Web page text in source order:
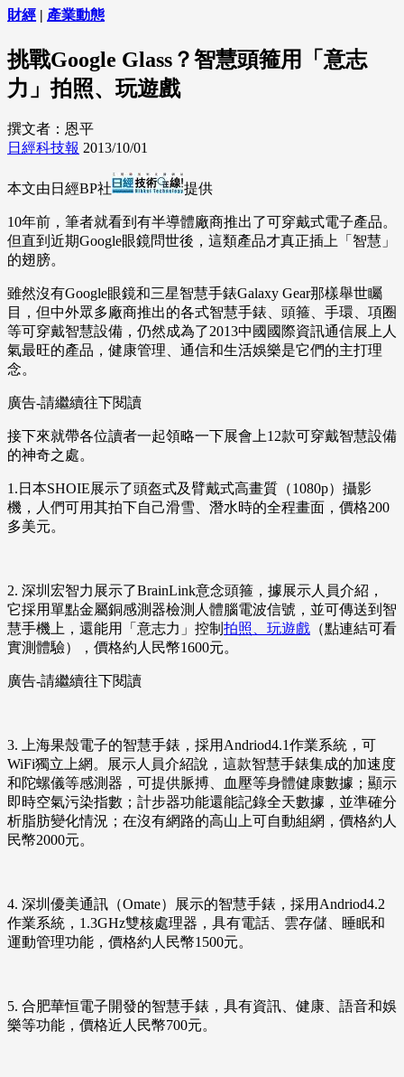
財經 | 產業動態
挑戰Google Glass？智慧頭箍用「意志
力」拍照、玩遊戲
撰文者：恩平
日經科技報 2013/10/01
本文由日經BP社 提供
10年前，筆者就看到有半導體廠商推出了可穿戴式電子產品。
但直到近期Google眼鏡問世後，這類產品才真正插上「智慧」
的翅膀。
雖然沒有Google眼鏡和三星智慧手錶Galaxy Gear那樣舉世矚
目，但中外眾多廠商推出的各式智慧手錶、頭箍、手環、項圈
等可穿戴智慧設備，仍然成為了2013中國國際資訊通信展上人
氣最旺的產品，健康管理、通信和生活娛樂是它們的主打理
念。
廣告-請繼續往下閱讀
接下來就帶各位讀者一起領略一下展會上12款可穿戴智慧設備
的神奇之處。
1.日本SHOIE展示了頭盔式及臂戴式高畫質（1080p）攝影
機，人們可用其拍下自己滑雪、潛水時的全程畫面，價格200
多美元。
2. 深圳宏智力展示了BrainLink意念頭箍，據展示人員介紹，
它採用單點金屬銅感測器檢測人體腦電波信號，並可傳送到智
慧手機上，還能用「意志力」控制 拍照、玩遊戲 （點連結可看
實測體驗），價格約人民幣1600元。
廣告-請繼續往下閱讀
3. 上海果殼電子的智慧手錶，採用Andriod4.1作業系統，可
WiFi獨立上網。展示人員介紹說，這款智慧手錶集成的加速度
和陀螺儀等感測器，可提供脈搏、血壓等身體健康數據；顯示
即時空氣污染指數；計步器功能還能記錄全天數據，並準確分
析脂肪變化情況；在沒有網路的高山上可自動組網，價格約人
民幣2000元。
4. 深圳優美通訊（Omate）展示的智慧手錶，採用Andriod4.2
作業系統，1.3GHz雙核處理器，具有電話、雲存儲、睡眠和
運動管理功能，價格約人民幣1500元。
5. 合肥華恒電子開發的智慧手錶，具有資訊、健康、語音和娛
樂等功能，價格近人民幣700元。